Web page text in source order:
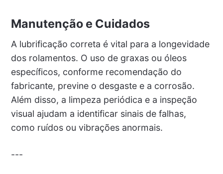
Manutenção e Cuidados
A lubrificação correta é vital para a longevidade
dos rolamentos. O uso de graxas ou óleos
específicos, conforme recomendação do
fabricante, previne o desgaste e a corrosão.
Além disso, a limpeza periódica e a inspeção
visual ajudam a identificar sinais de falhas,
como ruídos ou vibrações anormais.
---